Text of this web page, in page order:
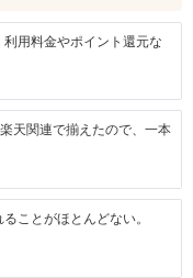
用料金やポイント還元な
天関連で揃えたので、一本
ことがほとんどない。